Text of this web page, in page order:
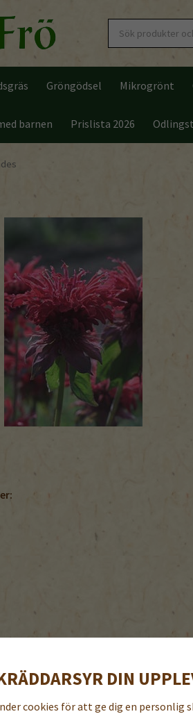
Gröngödsel Mikrogrönt
barnen Prislista 2026
DIN
cookies för att ge dig en personlig